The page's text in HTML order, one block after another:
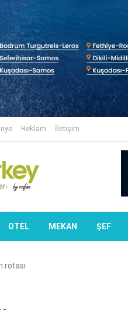
Reklam İletişim
OTEL MEKAN ŞEF
rotası